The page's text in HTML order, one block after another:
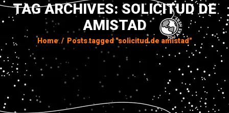
TAG ARCHIVES: SOLICITUD DE
AMISTAD
Home / Posts tagged "solicitud de amistad"